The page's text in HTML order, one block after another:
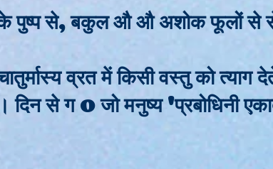
पुष्प से, बकुल औ औ अशोक फूलों
व्रत में किसी वस्तु को
दिन से ग o जो मनुष्य 'प्रबोधिनी